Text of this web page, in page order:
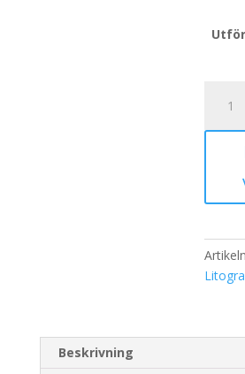
x
Beskrivning